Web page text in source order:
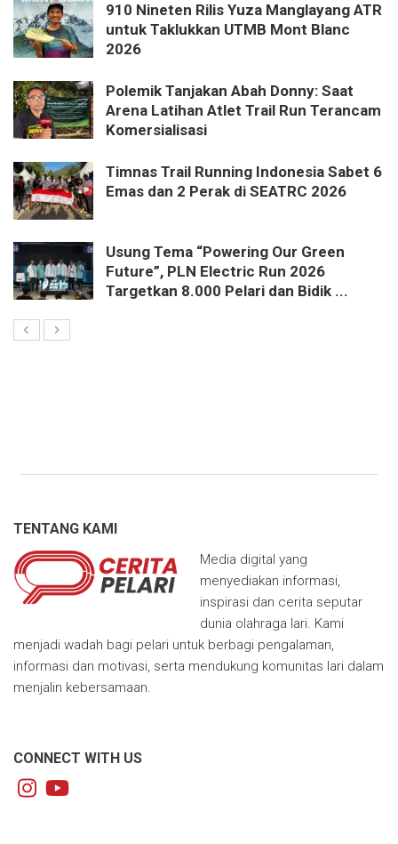
910 Nineten Rilis Yuza Manglayang ATR
untuk Taklukkan UTMB Mont Blanc
2026
Polemik Tanjakan Abah Donny: Saat
Arena Latihan Atlet Trail Run Terancam
Komersialisasi
Timnas Trail Running Indonesia Sabet 6
Emas dan 2 Perak di SEATRC 2026
Usung Tema “Powering Our Green
Future”, PLN Electric Run 2026
Targetkan 8.000 Pelari dan Bidik ...
TENTANG KAMI
Media digital yang
menyediakan informasi,
inspirasi dan cerita seputar
dunia olahraga lari. Kami
menjadi wadah bagi pelari untuk berbagi pengalaman,
informasi dan motivasi, serta mendukung komunitas lari dalam
menjalin kebersamaan.
CONNECT WITH US